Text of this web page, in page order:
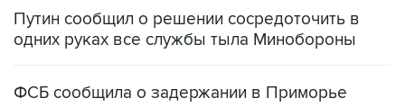
Путин сообщил о решении сосредоточить в
одних руках все службы тыла Минобороны
ФСБ сообщила о задержании в Приморье